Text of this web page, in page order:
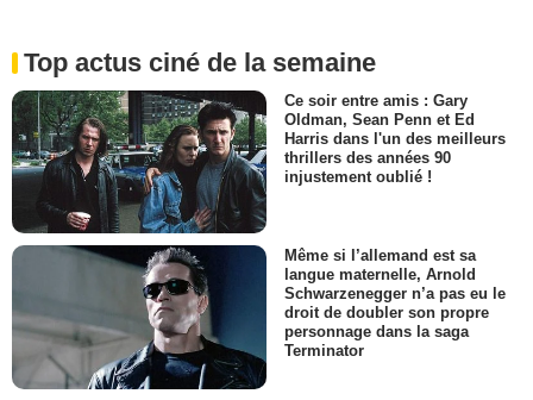
Top actus ciné de la semaine
Ce soir entre amis : Gary
Oldman, Sean Penn et Ed
Harris dans l'un des meilleurs
thrillers des années 90
injustement oublié !
Même si l’allemand est sa
langue maternelle, Arnold
Schwarzenegger n’a pas eu le
droit de doubler son propre
personnage dans la saga
Terminator